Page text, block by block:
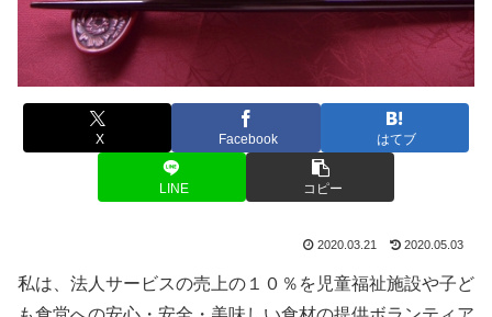
X Facebook はてブ
LINE コピー
2020.03.21 2020.05.03
私は、法人サービスの売上の１０％を児童福祉施設や子ど